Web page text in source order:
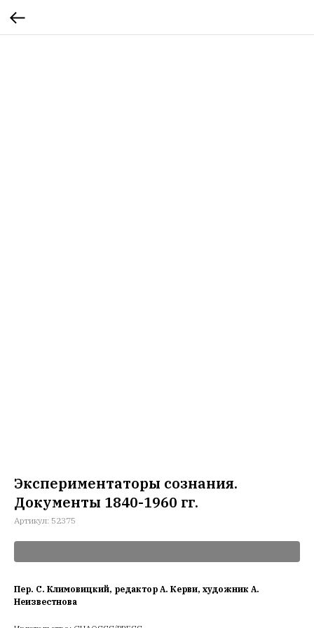
Экспериментаторы сознания.
Документы 1840-1960 гг.
Артикул: 52375
Пер. С. Климовицкий, редактор А. Керви, художник А.
Неизвестнова